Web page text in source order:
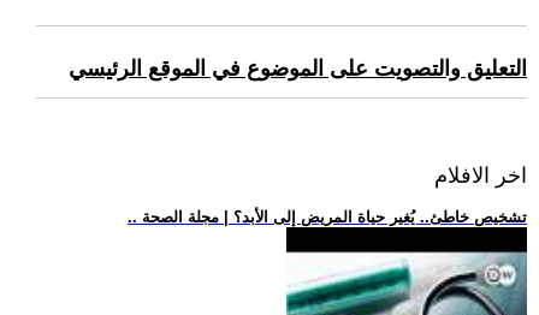
التعليق والتصويت على الموضوع في الموقع الرئيسي
اخر الافلام
.. تشخيص خاطئ.. يُغير حياة المريض إلى الأبد؟ | مجلة الصحة